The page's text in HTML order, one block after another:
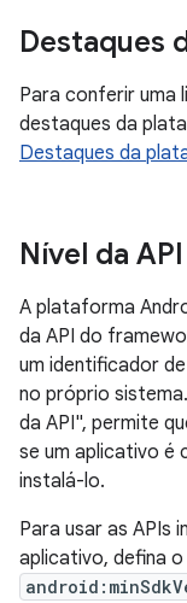
Destaques
Para conferir uma
destaques da
Destaques da
Nível da API
A plataforma
da API do
um identificador
no próprio
da API", permite
se um aplicativo é
instalá-lo.
Para usar as APIs
aplicativo, defina